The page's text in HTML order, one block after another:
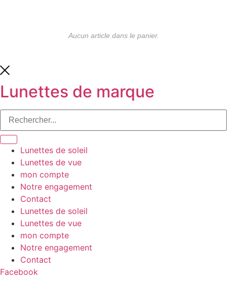
Aucun article dans le panier.
Lunettes de marque
Lunettes de soleil
Lunettes de vue
mon compte
Notre engagement
Contact
Lunettes de soleil
Lunettes de vue
mon compte
Notre engagement
Contact
Facebook